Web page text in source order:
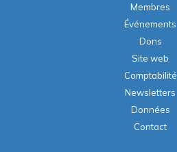
Membres
Événements
Dons
Site web
Comptabilité
Newsletters
Données
Contact